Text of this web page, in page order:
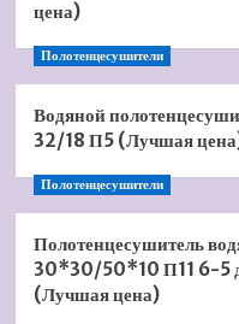
цена)
Полотенцесушители
Водяной
32/18 П5 (Лучшая
Полотенцесушители
Полотенцесушитель
30*30/50*10 П11 6-5
(Лучшая цена)